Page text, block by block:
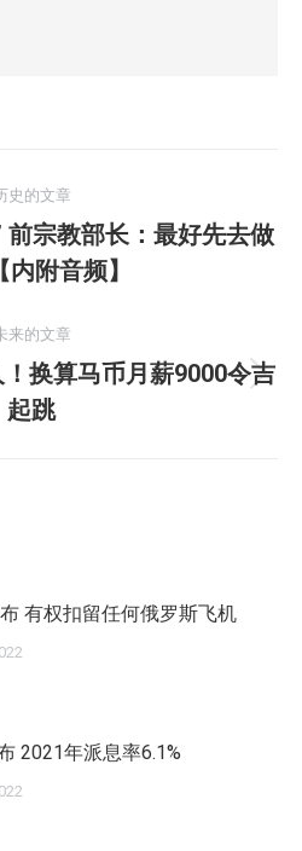
史的文章
历
史
章：
前宗教部长：最好先去做
附音频】
来的文章
未
来
换算马币月薪9000令吉
起跳
有权扣留任何俄罗斯飞机
2021年派息率6.1%